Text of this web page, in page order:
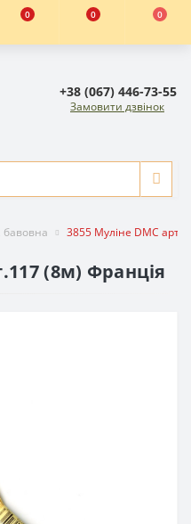
0 0 0
+38 (067) 446-73-55
Замовити дзвінок
бавовна 3855 Муліне DMC
(8м) Франція